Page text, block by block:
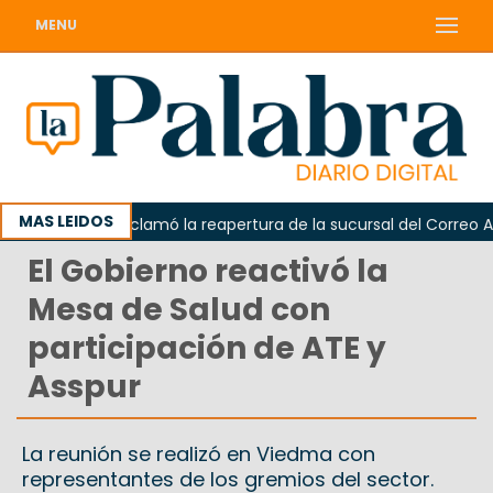
MENU
MAS LEIDOS
Odarda reclamó la reapertura de la sucursal del Correo
El Gobierno reactivó la
Mesa de Salud con
participación de ATE y
Asspur
La reunión se realizó en Viedma con
representantes de los gremios del sector.